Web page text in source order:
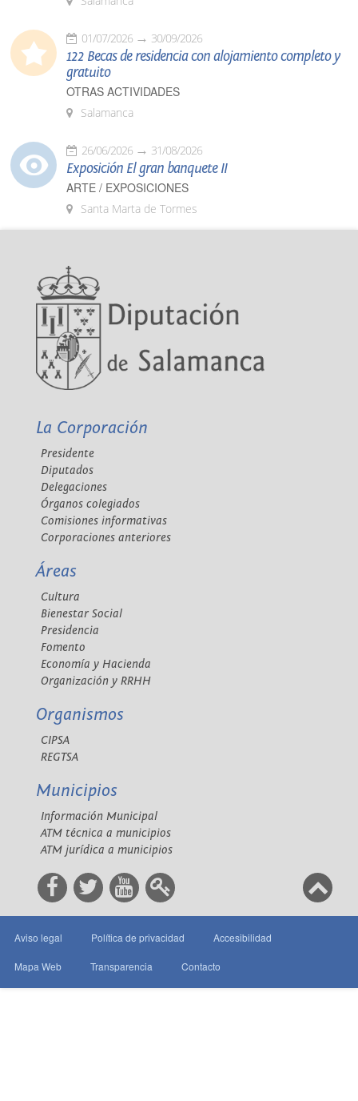
01/07/2026 30/09/2026
122 Becas de residencia con alojamiento completo y
gratuito
OTRAS ACTIVIDADES
Salamanca
26/06/2026 31/08/2026
Exposición El gran banquete II
ARTE / EXPOSICIONES
Santa Marta de Tormes
La Corporación
Presidente
Diputados
Delegaciones
Órganos colegiados
Comisiones informativas
Corporaciones anteriores
Áreas
Cultura
Bienestar Social
Presidencia
Fomento
Economía y Hacienda
Organización y RRHH
Organismos
CIPSA
REGTSA
Municipios
Información Municipal
ATM técnica a municipios
ATM jurídica a municipios
Aviso legal Política de privacidad Accesibilidad
Mapa Web Transparencia Contacto